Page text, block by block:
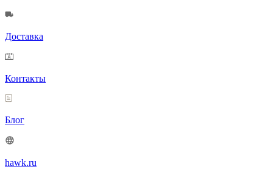
Доставка
Контакты
Блог
hawk.ru